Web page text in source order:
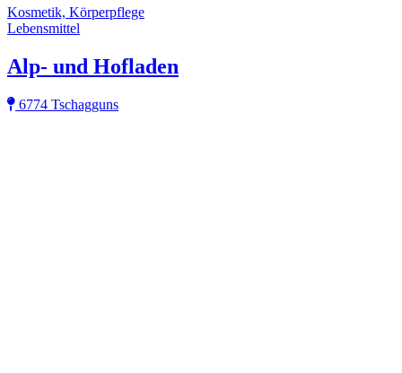
Kosmetik, Körperpflege
Lebensmittel
Alp- und Hofladen
6774 Tschagguns